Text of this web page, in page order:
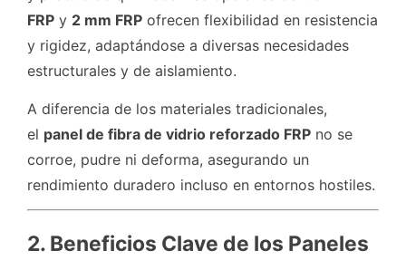
FRP y 2 mm FRP ofrecen flexibilidad en resistencia
y rigidez, adaptándose a diversas necesidades
estructurales y de aislamiento.
A diferencia de los materiales tradicionales,
el panel de fibra de vidrio reforzado FRP no se
corroe, pudre ni deforma, asegurando un
rendimiento duradero incluso en entornos hostiles.
2. Beneficios Clave de los Paneles